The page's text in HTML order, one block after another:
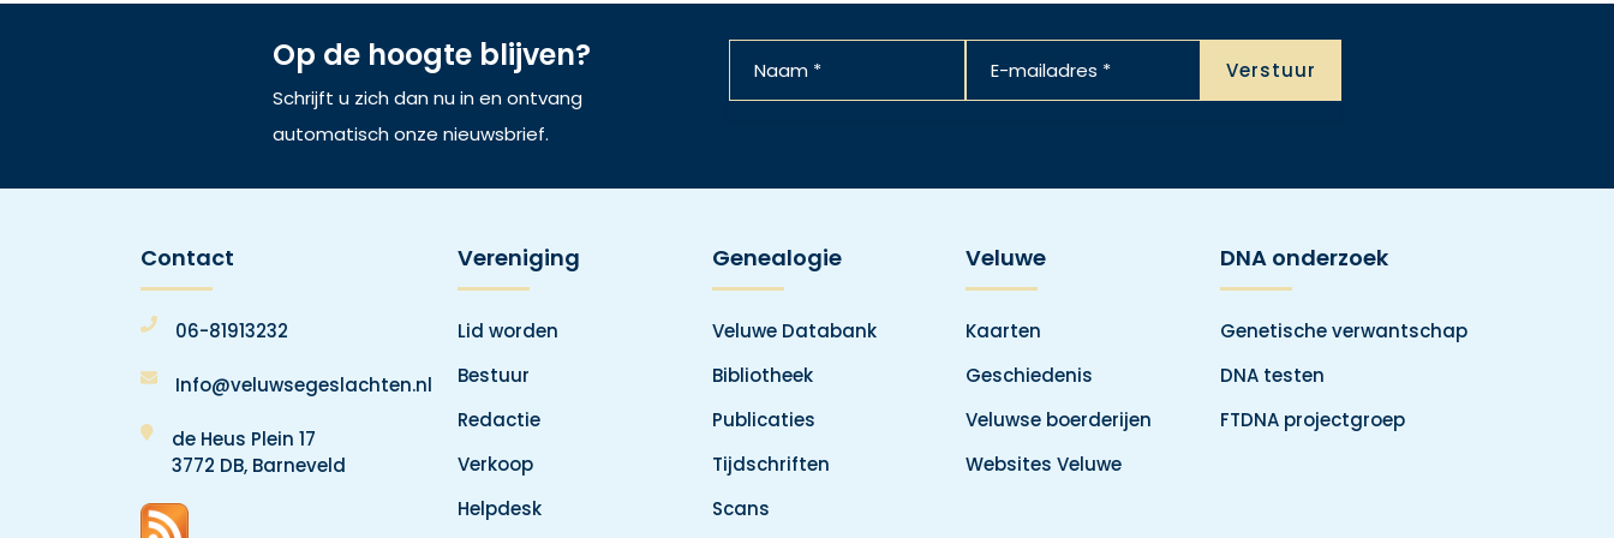
Op de hoogte blijven?
Schrijft u zich dan nu in en ontvang
automatisch onze nieuwsbrief.
Contact
06-81913232
Info@veluwsegeslachten.nl
de Heus Plein 17
3772 DB, Barneveld
Vereniging
Lid worden
Bestuur
Redactie
Verkoop
Helpdesk
Genealogie
Veluwe Databank
Bibliotheek
Publicaties
Tijdschriften
Scans
Veluwe
Kaarten
Geschiedenis
Veluwse boerderijen
Websites Veluwe
DNA onderzoek
Genetische verwantschap
DNA testen
FTDNA projectgroep